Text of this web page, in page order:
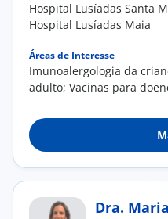
Hospital Lusíadas Santa
Hospital Lusíadas Maia
Áreas de Interesse
Imunoalergologia da
adulto; Vacinas para
Dra.